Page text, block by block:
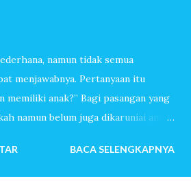
namun tidak semua
menjawabnya. Pertanyaan itu
memiliki anak?” Bagi pasangan yang
namun belum juga dikaruniai anak,
tangis bayi, tiada canda tawa
menemukan banyak sekali alasan
BACA SELENGKAPNYA